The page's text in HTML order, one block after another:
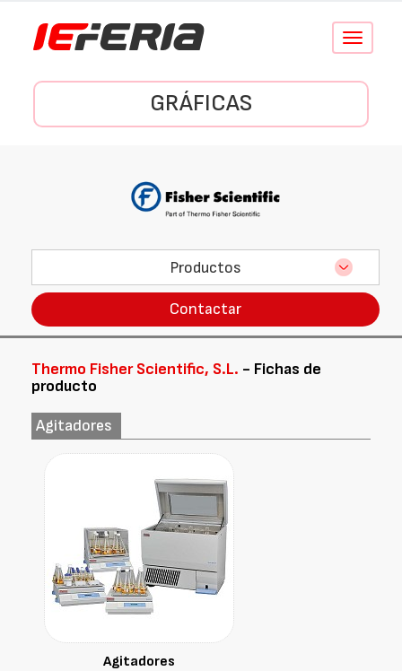
Conmutar
GRÁFICAS
Productos
Contactar
Thermo Fisher Scientific, S.L. - Fichas de
producto
Agitadores
Agitadores